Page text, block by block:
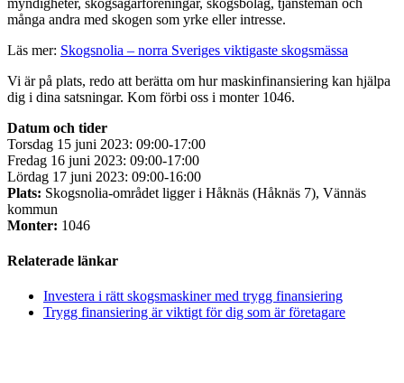
många andra med skogen som yrke eller intresse.
Läs mer: Skogsnolia – norra Sveriges viktigaste skogsmässa
Vi är på plats, redo att berätta om hur maskinfinansiering kan hjälpa
dig i dina satsningar. Kom förbi oss i monter 1046.
Datum och tider
Torsdag 15 juni 2023: 09:00-17:00
Fredag 16 juni 2023: 09:00-17:00
Lördag 17 juni 2023: 09:00-16:00
Plats: Skogsnolia-området ligger i Håknäs (Håknäs 7), Vännäs
kommun
Monter: 1046
Relaterade länkar
Investera i rätt skogsmaskiner med trygg finansiering
Trygg finansiering är viktigt för dig som är företagare